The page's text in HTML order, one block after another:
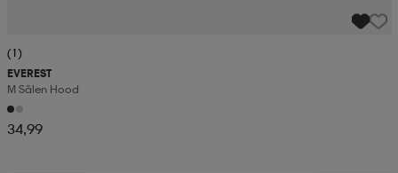
(1)
EVEREST
M Sälen Hood
34,99